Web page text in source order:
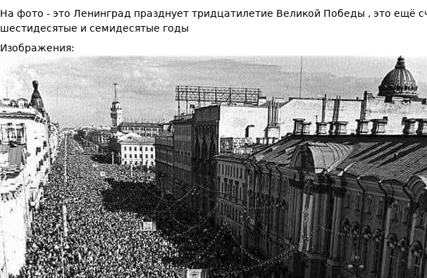
На фото - это Ленинград празднует тридцатилетие Великой Победы , это ещё
шестидесятые и семидесятые годы
Изображения: